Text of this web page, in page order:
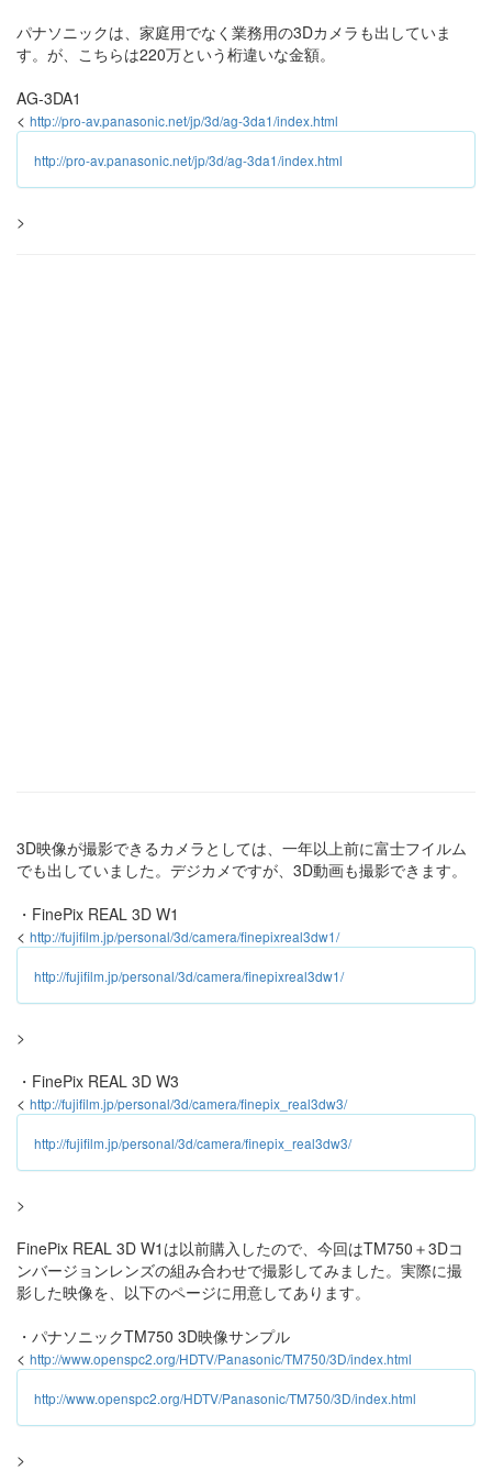
パナソニックは、家庭用でなく業務用の3Dカメラも出していま
す。が、こちらは220万という桁違いな金額。
AG-3DA1
< http://pro-av.panasonic.net/jp/3d/ag-3da1/index.html
http://pro-av.panasonic.net/jp/3d/ag-3da1/index.html
>
3D映像が撮影できるカメラとしては、一年以上前に富士フイルム
でも出していました。デジカメですが、3D動画も撮影できます。
・FinePix REAL 3D W1
< http://fujifilm.jp/personal/3d/camera/finepixreal3dw1/
http://fujifilm.jp/personal/3d/camera/finepixreal3dw1/
>
・FinePix REAL 3D W3
< http://fujifilm.jp/personal/3d/camera/finepix_real3dw3/
http://fujifilm.jp/personal/3d/camera/finepix_real3dw3/
>
FinePix REAL 3D W1は以前購入したので、今回はTM750＋3Dコ
ンバージョンレンズの組み合わせで撮影してみました。実際に撮
影した映像を、以下のページに用意してあります。
・パナソニックTM750 3D映像サンプル
< http://www.openspc2.org/HDTV/Panasonic/TM750/3D/index.html
http://www.openspc2.org/HDTV/Panasonic/TM750/3D/index.html
>